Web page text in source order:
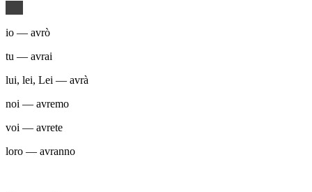
io — avrò
tu — avrai
lui, lei, Lei — avrà
noi — avremo
voi — avrete
loro — avranno